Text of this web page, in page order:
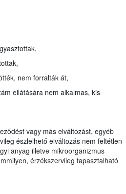
nem forralták át,
ellátására nem alkalmas, kis
vagy más elváltozást, egyéb
észlelhető elváltozás nem feltétlen
anyag illetve mikroorganizmus
érzékszervileg tapasztalható